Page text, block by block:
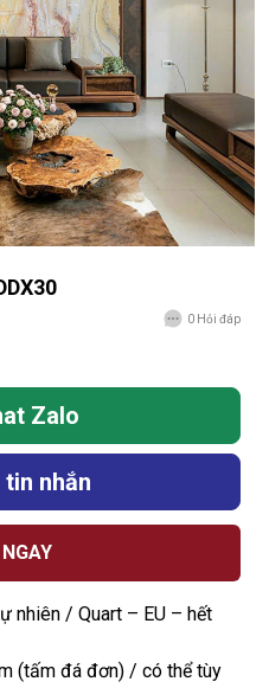
0 Hỏi đáp
Zalo
tin nhắn
nhiên / Quart – EU – hết
(tấm đá đơn) / có thể tùy